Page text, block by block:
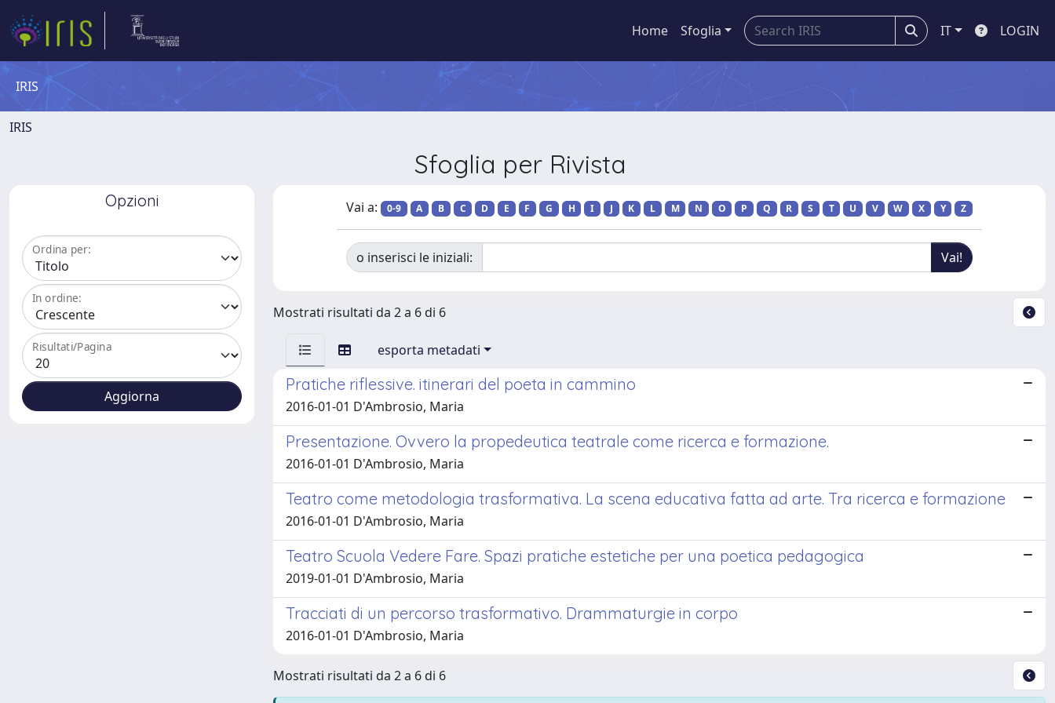
Home Sfoglia IT LOGIN
IRIS
IRIS
Sfoglia per Rivista
Opzioni
Ordina per:
In ordine:
Risultati/Pagina
Vai a: 0-9 A B C D E F G H I J K L M N O P Q R S T U V W X Y Z
o inserisci le iniziali:
Mostrati risultati da 2 a 6 di 6
esporta metadati
Pratiche riflessive. itinerari del poeta in cammino
2016-01-01 D'Ambrosio, Maria
Presentazione. Ovvero la propedeutica teatrale come ricerca e formazione.
2016-01-01 D'Ambrosio, Maria
Teatro come metodologia trasformativa. La scena educativa fatta ad arte. Tra ricerca e formazione
2016-01-01 D'Ambrosio, Maria
Teatro Scuola Vedere Fare. Spazi pratiche estetiche per una poetica pedagogica
2019-01-01 D'Ambrosio, Maria
Tracciati di un percorso trasformativo. Drammaturgie in corpo
2016-01-01 D'Ambrosio, Maria
Mostrati risultati da 2 a 6 di 6